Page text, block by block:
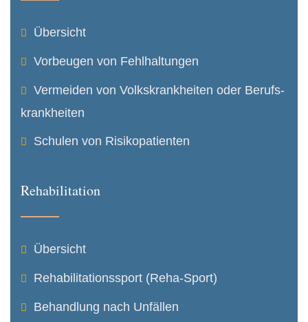
Übersicht
Vorbeugen von Fehlhaltungen
Vermeiden von Volkskrank­heiten oder Berufs­
krank­heiten
Schulen von Risikopatienten
Rehabilitation
Übersicht
Rehabilitations­sport (Reha-Sport)
Behandlung nach Unfällen